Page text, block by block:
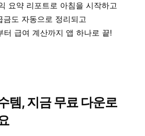
요약 리포트로 아침을 시작하고
금도 자동으로 정리되고
터 급여 계산까지 앱 하나로 끝!
템, 지금 무료 다운로